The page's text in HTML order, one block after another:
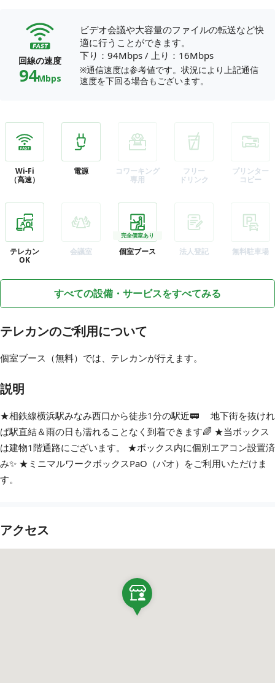
回線の速度
94Mbps
ビデオ会議や大容量のファイルの転送など快
適に行うことができます。
下り：94Mbps / 上り：16Mbps
※通信速度は参考値です。状況により上記通信
速度を下回る場合もございます。
Wi-Fi
（高速）
電源
コワーキング
専用
フリー
ドリンク
プリンター
コピー
テレカン
OK
会議室 個室ブース
完全個室あり
法人登記 無料駐車場
すべての設備・サービスをすべてみる
テレカンのご利用について
個室ブース（無料）では、テレカンが行えます。
説明
★相鉄線横浜駅みなみ西口から徒歩1分の駅近🚃 地下街を抜けれ
ば駅直結＆雨の日も濡れることなく到着できます🌈 ★当ボックス
は建物1階通路にございます。 ★ボックス内に個別エアコン設置済
み✨ ★ミニマルワークボックスPaO（パオ）をご利用いただけま
す。
アクセス